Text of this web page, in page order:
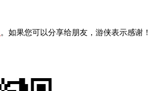
。如果您可以分享给朋友，游侠表示感谢！